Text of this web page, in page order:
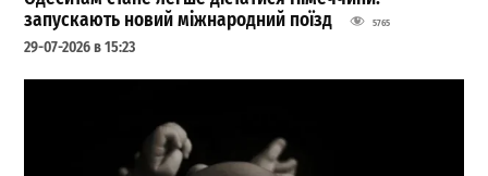
запускають новий міжнародний поїзд
5765
29-07-2026 в 15:23